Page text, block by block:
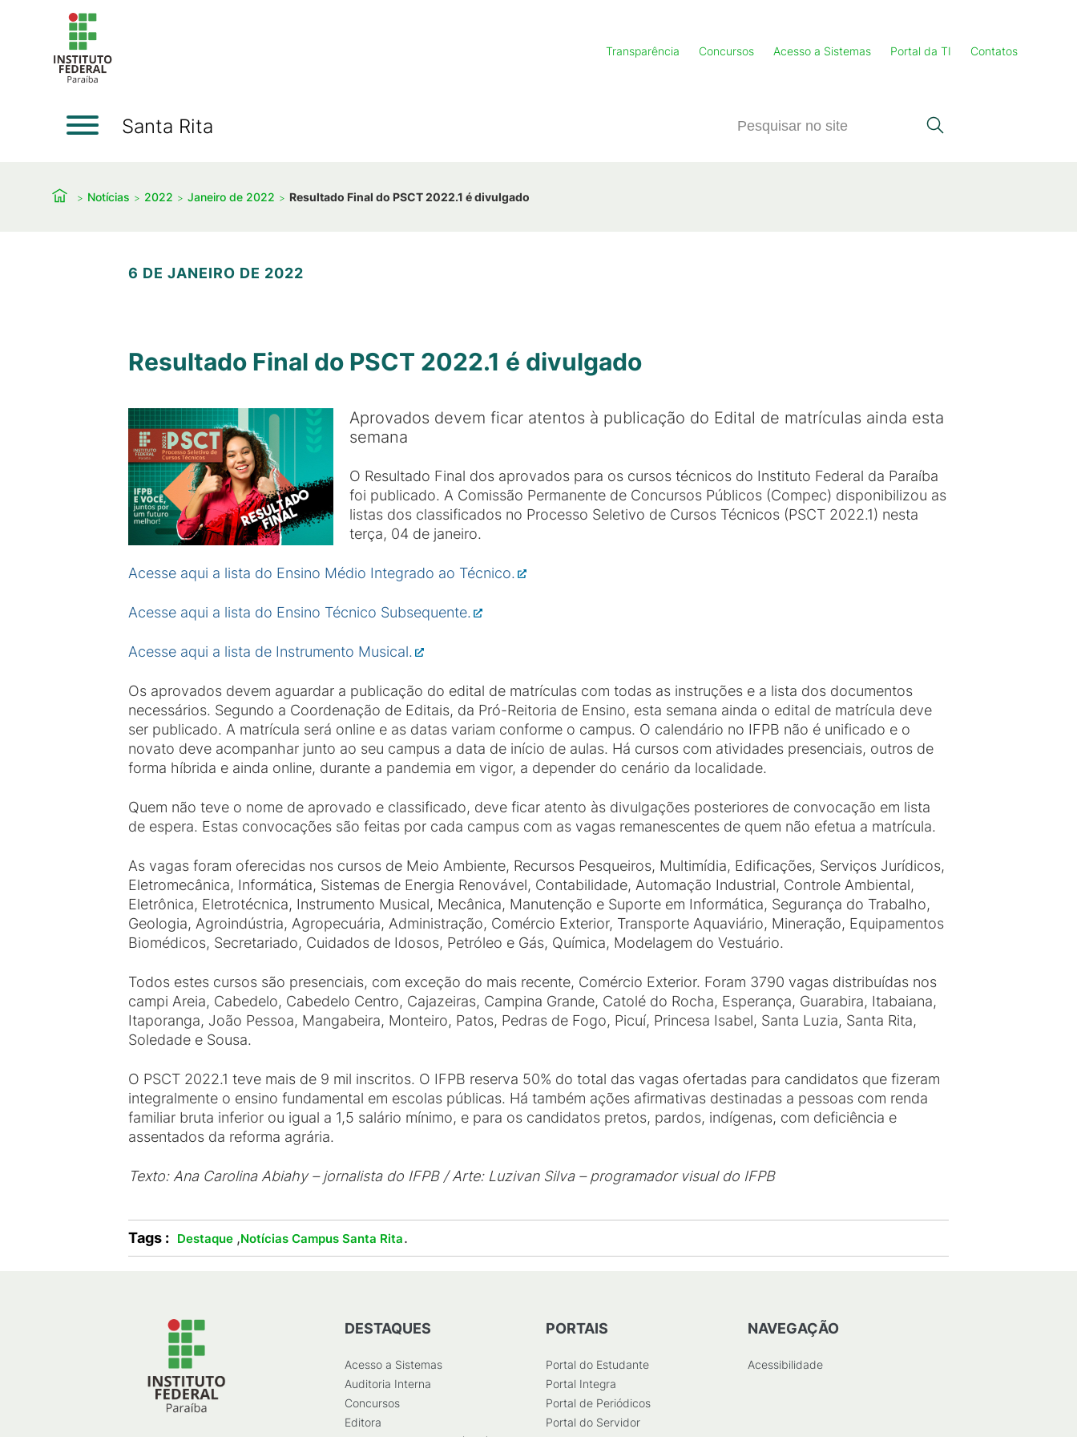
Transparência Concursos Acesso a Sistemas Portal da TI Contatos
Santa Rita
Notícias 2022 Janeiro de 2022 Resultado Final do PSCT 2022.1 é divulgado
6 DE JANEIRO DE 2022
Resultado Final do PSCT 2022.1 é divulgado
Aprovados devem ficar atentos à publicação do Edital de matrículas ainda esta
semana
O Resultado Final dos aprovados para os cursos técnicos do Instituto Federal da Paraíba
foi publicado. A Comissão Permanente de Concursos Públicos (Compec) disponibilizou as
listas dos classificados no Processo Seletivo de Cursos Técnicos (PSCT 2022.1) nesta
terça, 04 de janeiro.
Acesse aqui a lista do Ensino Médio Integrado ao Técnico.
Acesse aqui a lista do Ensino Técnico Subsequente.
Acesse aqui a lista de Instrumento Musical.
Os aprovados devem aguardar a publicação do edital de matrículas com todas as instruções e a lista dos documentos
necessários. Segundo a Coordenação de Editais, da Pró-Reitoria de Ensino, esta semana ainda o edital de matrícula deve
ser publicado. A matrícula será online e as datas variam conforme o campus. O calendário no IFPB não é unificado e o
novato deve acompanhar junto ao seu campus a data de início de aulas. Há cursos com atividades presenciais, outros de
forma híbrida e ainda online, durante a pandemia em vigor, a depender do cenário da localidade.
Quem não teve o nome de aprovado e classificado, deve ficar atento às divulgações posteriores de convocação em lista
de espera. Estas convocações são feitas por cada campus com as vagas remanescentes de quem não efetua a matrícula.
As vagas foram oferecidas nos cursos de Meio Ambiente, Recursos Pesqueiros, Multimídia, Edificações, Serviços Jurídicos,
Eletromecânica, Informática, Sistemas de Energia Renovável, Contabilidade, Automação Industrial, Controle Ambiental,
Eletrônica, Eletrotécnica, Instrumento Musical, Mecânica, Manutenção e Suporte em Informática, Segurança do Trabalho,
Geologia, Agroindústria, Agropecuária, Administração, Comércio Exterior, Transporte Aquaviário, Mineração, Equipamentos
Biomédicos, Secretariado, Cuidados de Idosos, Petróleo e Gás, Química, Modelagem do Vestuário.
Todos estes cursos são presenciais, com exceção do mais recente, Comércio Exterior. Foram 3790 vagas distribuídas nos
campi Areia, Cabedelo, Cabedelo Centro, Cajazeiras, Campina Grande, Catolé do Rocha, Esperança, Guarabira, Itabaiana,
Itaporanga, João Pessoa, Mangabeira, Monteiro, Patos, Pedras de Fogo, Picuí, Princesa Isabel, Santa Luzia, Santa Rita,
Soledade e Sousa.
O PSCT 2022.1 teve mais de 9 mil inscritos. O IFPB reserva 50% do total das vagas ofertadas para candidatos que fizeram
integralmente o ensino fundamental em escolas públicas. Há também ações afirmativas destinadas a pessoas com renda
familiar bruta inferior ou igual a 1,5 salário mínimo, e para os candidatos pretos, pardos, indígenas, com deficiência e
assentados da reforma agrária.
Texto: Ana Carolina Abiahy – jornalista do IFPB / Arte: Luzivan Silva – programador visual do IFPB
Tags : Destaque ,Notícias Campus Santa Rita.
DESTAQUES
Acesso a Sistemas
Auditoria Interna
Concursos
Editora
PORTAIS
Portal do Estudante
Portal Integra
Portal de Periódicos
Portal do Servidor
NAVEGAÇÃO
Acessibilidade